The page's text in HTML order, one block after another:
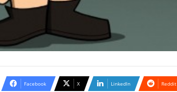
Facebook X LinkedIn Reddit